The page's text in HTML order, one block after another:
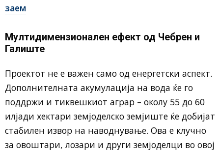
заем
Мултидимензионален ефект од Чебрен и
Галиште
Проектот не е важен само од енергетски аспект.
Дополнителната акумулација на вода ќе го
поддржи и тиквешкиот аграр – околу 55 до 60
илјади хектари земјоделско земјиште ќе добијат
стабилен извор на наводнување. Ова е клучно
за овоштари, лозари и други земјоделци во овој